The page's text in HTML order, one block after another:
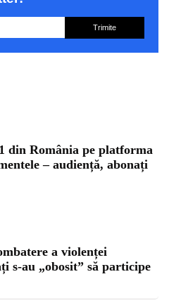
Trimite
din România pe platforma
– audiență, abonați
a violenței
s-au „obosit” să participe